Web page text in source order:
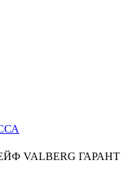
VALBERG ГАРАНТ